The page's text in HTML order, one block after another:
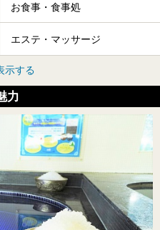
お食事・食事処
エステ・マッサージ
示する
力